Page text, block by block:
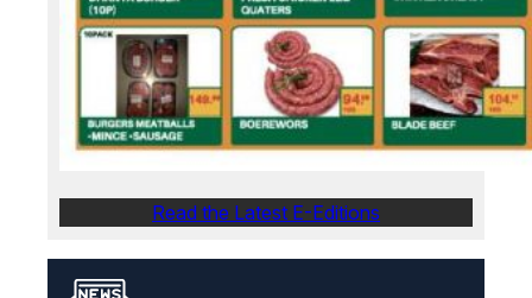
Read the Latest E-Editions